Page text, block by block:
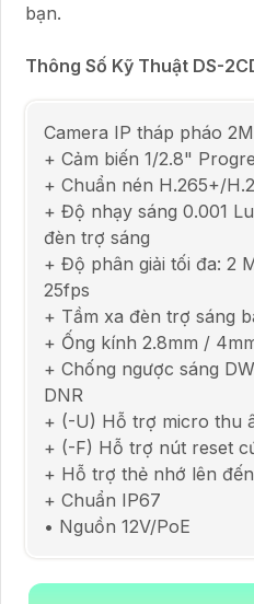
bạn.
Thông Số Kỹ Thuật DS-
Camera IP tháp pháo
+ Cảm biến 1/2.8"
+ Chuẩn nén H.265+/
+ Độ nhạy sáng 0.001
đèn trợ sáng
+ Độ phân giải tối đa: 2
25fps
+ Tầm xa đèn trợ sáng
+ Ống kính 2.8mm /
+ Chống ngược sáng
DNR
+ (-U) Hỗ trợ micro thu
+ (-F) Hỗ trợ nút reset
+ Hỗ trợ thẻ nhớ lên
+ Chuẩn IP67
• Nguồn 12V/PoE